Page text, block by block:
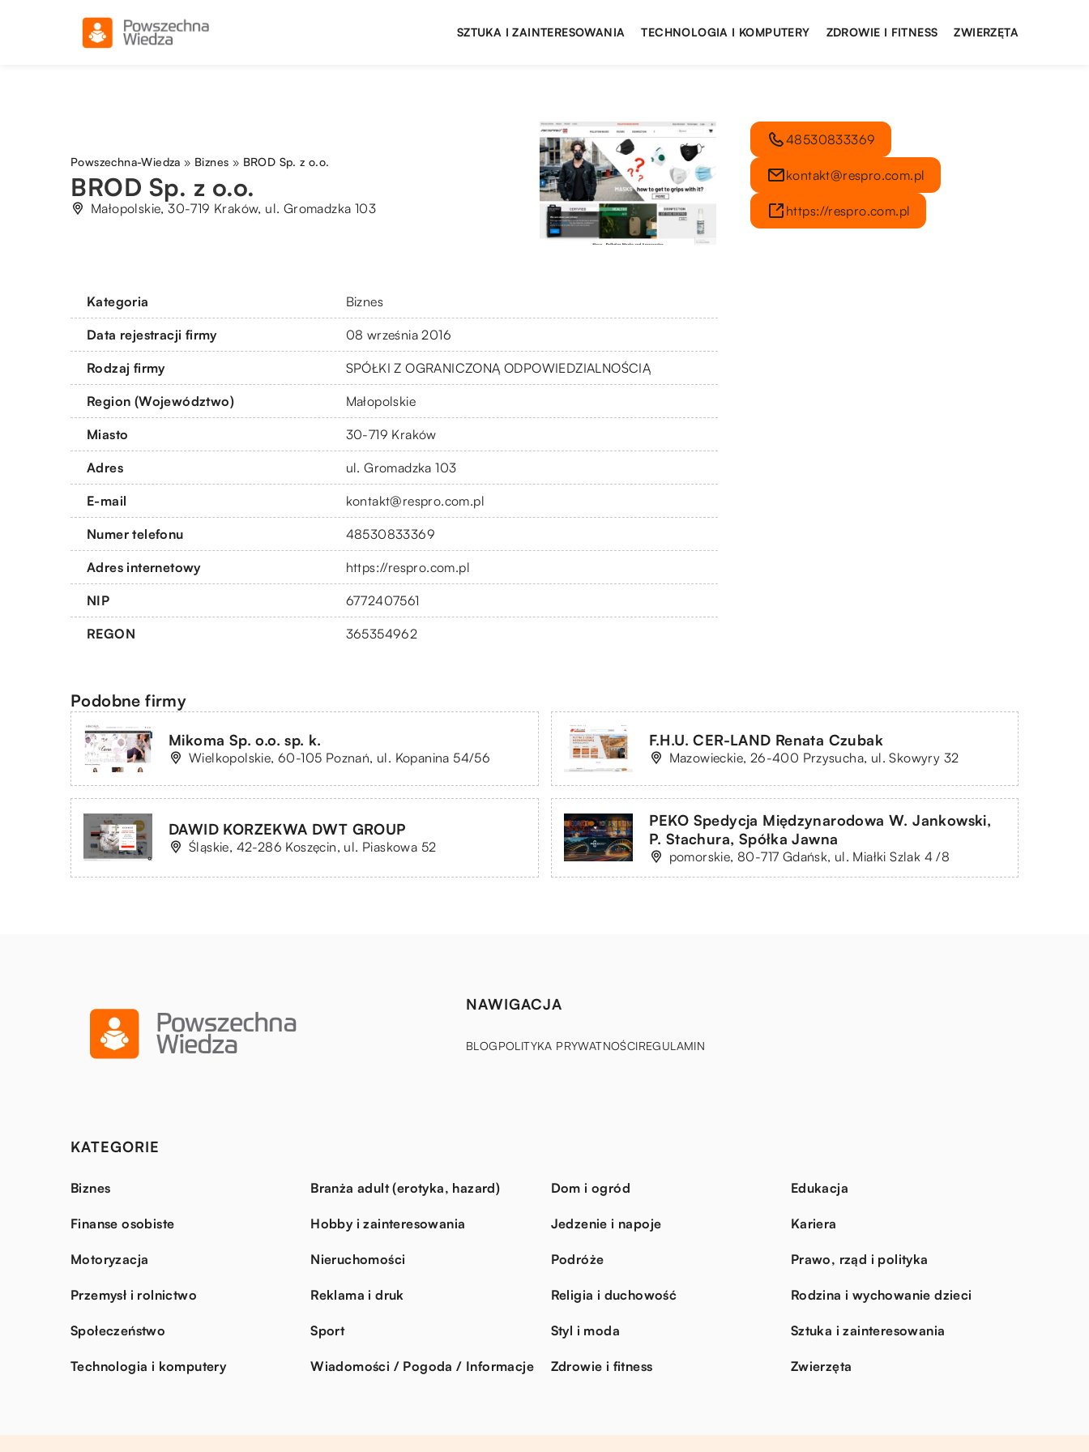
SZTUKA I ZAINTERESOWANIA TECHNOLOGIA I KOMPUTERY ZDROWIE I FITNESS ZWIERZĘTA
Powszechna-Wiedza » Biznes » BROD Sp. z o.o.
BROD Sp. z o.o.
Małopolskie, 30-719 Kraków, ul. Gromadzka 103
Kategoria Biznes
Data rejestracji firmy 08 września 2016
Rodzaj firmy SPÓŁKI Z OGRANICZONĄ ODPOWIEDZIALNOŚCIĄ
Region (Województwo) Małopolskie
Miasto 30-719 Kraków
Adres ul. Gromadzka 103
E-mail kontakt@respro.com.pl
Numer telefonu 48530833369
Adres internetowy https://respro.com.pl
NIP 6772407561
REGON 365354962
48530833369
kontakt@respro.com.pl
https://respro.com.pl
Podobne firmy
Mikoma Sp. o.o. sp. k.
Wielkopolskie, 60-105 Poznań, ul. Kopanina 54/56
F.H.U. CER-LAND Renata Czubak
Mazowieckie, 26-400 Przysucha, ul. Skowyry 32
DAWID KORZEKWA DWT GROUP
Śląskie, 42-286 Koszęcin, ul. Piaskowa 52
PEKO Spedycja Międzynarodowa W. Jankowski,
P. Stachura, Spółka Jawna
pomorskie, 80-717 Gdańsk, ul. Miałki Szlak 4 /8
NAWIGACJA
BLOGPOLITYKA PRYWATNOŚCIREGULAMIN
KATEGORIE
Biznes Branża adult (erotyka, hazard) Dom i ogród Edukacja
Finanse osobiste Hobby i zainteresowania Jedzenie i napoje Kariera
Motoryzacja Nieruchomości Podróże Prawo, rząd i polityka
Przemysł i rolnictwo Reklama i druk Religia i duchowość Rodzina i wychowanie dzieci
Społeczeństwo Sport Styl i moda Sztuka i zainteresowania
Technologia i komputery Wiadomości / Pogoda / Informacje Zdrowie i fitness Zwierzęta